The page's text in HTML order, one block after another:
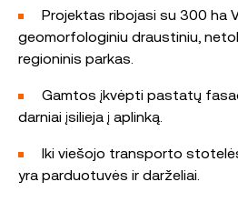
Projektas ribojasi su 300 ha
geomorfologiniu draustiniu,
regioninis parkas.
Gamtos įkvėpti pastatų
darniai įsilieja į aplinką.
Iki viešojo transporto
yra parduotuvės ir darželiai.